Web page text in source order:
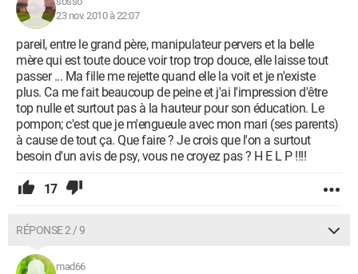
23 nov. 2010 à 22:07
pareil, entre le grand père, manipulateur pervers et la belle
mère qui est toute douce voir trop trop douce, elle laisse tout
passer ... Ma fille me rejette quand elle la voit et je n'existe
plus. Ca me fait beaucoup de peine et j'ai l'impression d'être
top nulle et surtout pas à la hauteur pour son éducation. Le
pompon; c'est que je m'engueule avec mon mari (ses parents)
à cause de tout ça. Que faire ? Je crois que l'on a surtout
besoin d'un avis de psy, vous ne croyez pas ? H E L P !!!!
17
RÉPONSE 2 / 9
mad66